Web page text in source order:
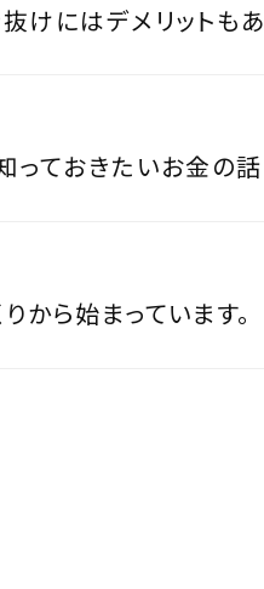
けにはデメリットもあ
っておきたいお金の話
から始まっています。